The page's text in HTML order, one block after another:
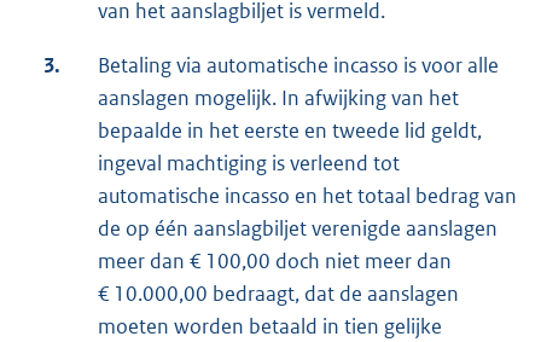
van het aanslagbiljet is vermeld.
3.
Betaling via automatische incasso is voor alle
aanslagen mogelijk. In afwijking van het
bepaalde in het eerste en tweede lid geldt,
ingeval machtiging is verleend tot
automatische incasso en het totaal bedrag van
de op één aanslagbiljet verenigde aanslagen
meer dan € 100,00 doch niet meer dan
€ 10.000,00 bedraagt, dat de aanslagen
moeten worden betaald in tien gelijke